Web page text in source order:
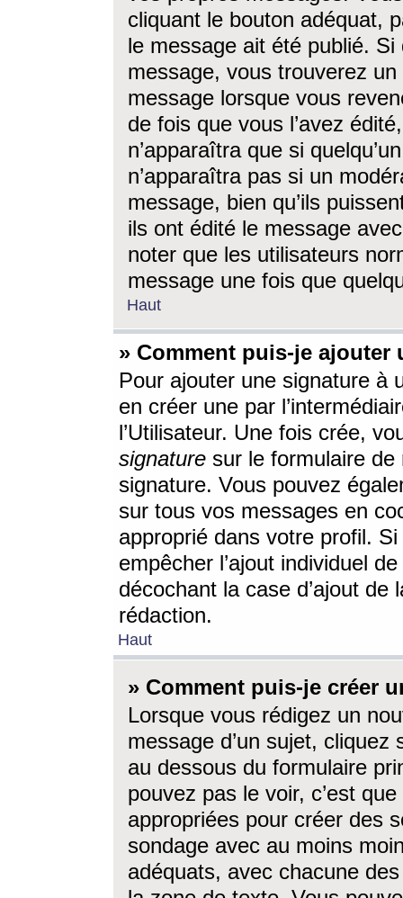
cliquant le bouton adéquat,
le message ait été publié. Si
message, vous trouverez
message lorsque vous
de fois que vous l’avez
n’apparaîtra que si
n’apparaîtra pas si un
message, bien qu’ils
ils ont édité le message
noter que les utilisateurs
message une fois que
Haut
» Comment puis-je ajouter
Pour ajouter une signature à
en créer une par
l’Utilisateur. Une fois crée,
signature sur le formulaire de
signature. Vous pouvez
sur tous vos messages en
approprié dans votre profil.
empêcher l’ajout individuel
décochant la case d’ajout
rédaction.
Haut
» Comment puis-je créer
Lorsque vous rédigez un
message d’un sujet, cliquez
au dessous du formulaire
pouvez pas le voir, c’est
appropriées pour créer des
sondage avec au moins
adéquats, avec chacune